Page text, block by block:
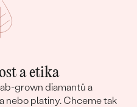
a etika
grown diamantů a
nebo platiny. Chceme tak